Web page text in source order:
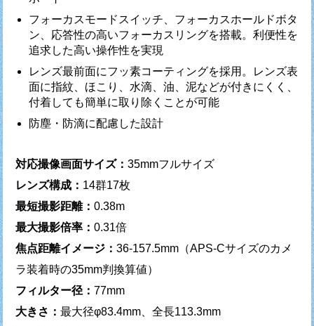
フォーカスモードスイッチ、フォーカスホールドボタ
ン、応答性の高いフォーカスリングを搭載。利便性を
追求した高い操作性を実現
レンズ最前面にフッ素コーティングを採用。レンズ表
面に指紋、ほこり、水滴、油、泥などが付きにくく、
付着しても簡単に取り除くことが可能
防塵・防滴に配慮した設計
対応撮像画面サイズ： 35mmフルサイズ
レンズ構成： 14群17枚
最短撮影距離： 0.38m
最大撮影倍率： 0.31倍
焦点距離イメージ： 36-157.5mm（APS-Cサイズのカメ
ラ装着時の35mm判換算値）
フィルター径： 77mm
大きさ： 最大径φ83.4mm、全長113.3mm